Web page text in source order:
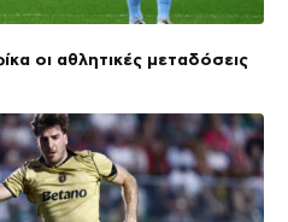
οι αθλητικές μεταδόσεις